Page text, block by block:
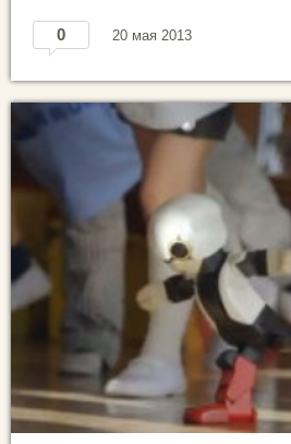
0 20 мая 2013